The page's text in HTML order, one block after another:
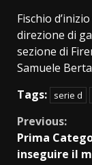
Fischio
direzione di
sezione di
Samuele
Tags:
serie d
Continue
Reading
Previous:
Prima
inseguire il